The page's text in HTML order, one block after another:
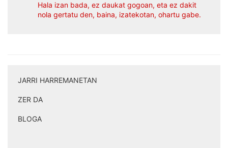
Hala izan bada, ez daukat gogoan, eta ez dakit
nola gertatu den, baina, izatekotan, ohartu gabe.
JARRI HARREMANETAN
ZER DA
BLOGA